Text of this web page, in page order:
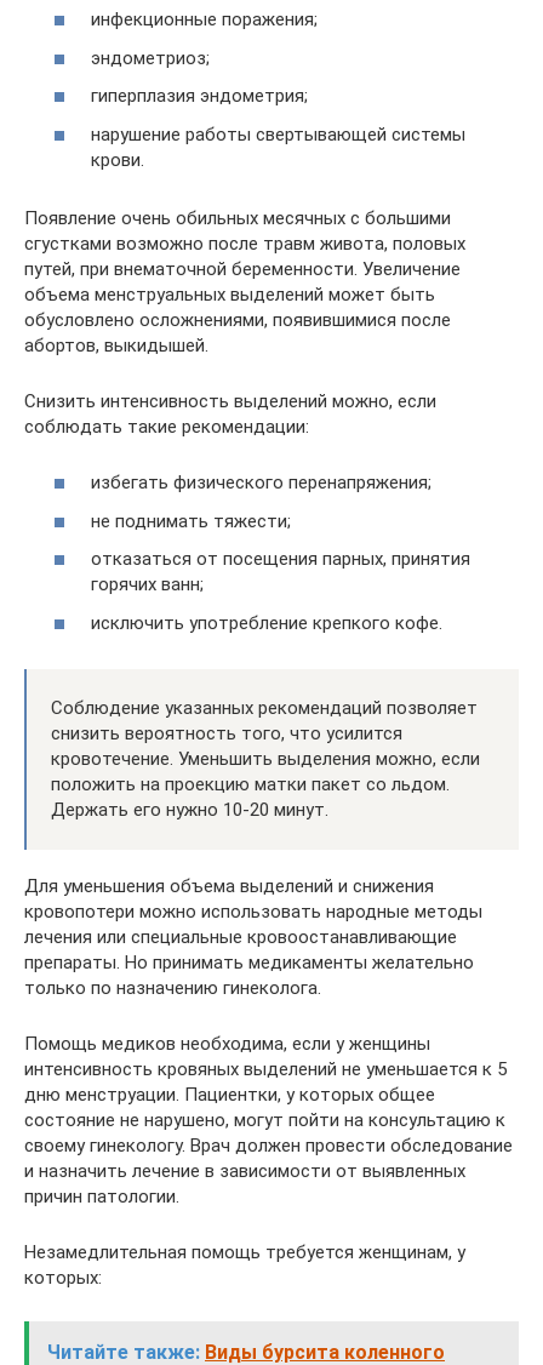
инфекционные поражения;
эндометриоз;
гиперплазия эндометрия;
нарушение работы свертывающей системы
крови.
Появление очень обильных месячных с большими
сгустками возможно после травм живота, половых
путей, при внематочной беременности. Увеличение
объема менструальных выделений может быть
обусловлено осложнениями, появившимися после
абортов, выкидышей.
Снизить интенсивность выделений можно, если
соблюдать такие рекомендации:
избегать физического перенапряжения;
не поднимать тяжести;
отказаться от посещения парных, принятия
горячих ванн;
исключить употребление крепкого кофе.
Соблюдение указанных рекомендаций позволяет
снизить вероятность того, что усилится
кровотечение. Уменьшить выделения можно, если
положить на проекцию матки пакет со льдом.
Держать его нужно 10-20 минут.
Для уменьшения объема выделений и снижения
кровопотери можно использовать народные методы
лечения или специальные кровоостанавливающие
препараты. Но принимать медикаменты желательно
только по назначению гинеколога.
Помощь медиков необходима, если у женщины
интенсивность кровяных выделений не уменьшается к 5
дню менструации. Пациентки, у которых общее
состояние не нарушено, могут пойти на консультацию к
своему гинекологу. Врач должен провести обследование
и назначить лечение в зависимости от выявленных
причин патологии.
Незамедлительная помощь требуется женщинам, у
которых:
Читайте также: Виды бурсита коленного